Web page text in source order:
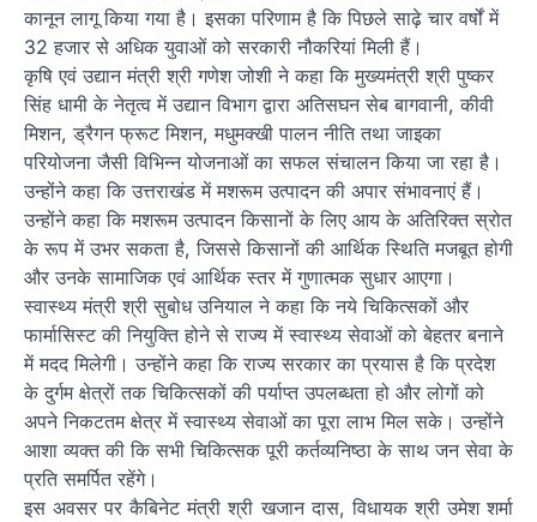
कानून लागू किया गया है। इसका परिणाम है कि पिछले साढ़े चार वर्षों में
32 हजार से अधिक युवाओं को सरकारी नौकरियां मिली हैं।
कृषि एवं उद्यान मंत्री श्री गणेश जोशी ने कहा कि मुख्यमंत्री श्री पुष्कर
सिंह धामी के नेतृत्व में उद्यान विभाग द्वारा अतिसघन सेब बागवानी, कीवी
मिशन, ड्रैगन फ्रूट मिशन, मधुमक्खी पालन नीति तथा जाइका
परियोजना जैसी विभिन्न योजनाओं का सफल संचालन किया जा रहा है।
उन्होंने कहा कि उत्तराखंड में मशरूम उत्पादन की अपार संभावनाएं हैं।
उन्होंने कहा कि मशरूम उत्पादन किसानों के लिए आय के अतिरिक्त स्रोत
के रूप में उभर सकता है, जिससे किसानों की आर्थिक स्थिति मजबूत होगी
और उनके सामाजिक एवं आर्थिक स्तर में गुणात्मक सुधार आएगा।
स्वास्थ्य मंत्री श्री सुबोध उनियाल ने कहा कि नये चिकित्सकों और
फार्मासिस्ट की नियुक्ति होने से राज्य में स्वास्थ्य सेवाओं को बेहतर बनाने
में मदद मिलेगी। उन्होंने कहा कि राज्य सरकार का प्रयास है कि प्रदेश
के दुर्गम क्षेत्रों तक चिकित्सकों की पर्याप्त उपलब्धता हो और लोगों को
अपने निकटतम क्षेत्र में स्वास्थ्य सेवाओं का पूरा लाभ मिल सके। उन्होंने
आशा व्यक्त की कि सभी चिकित्सक पूरी कर्तव्यनिष्ठा के साथ जन सेवा के
प्रति समर्पित रहेंगे।
इस अवसर पर कैबिनेट मंत्री श्री खजान दास, विधायक श्री उमेश शर्मा